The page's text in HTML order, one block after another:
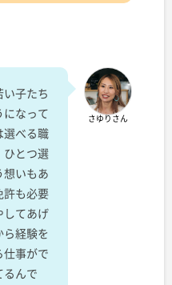
さゆりさん
子たち
になって
選べる職
ひとつ選
いもあ
許も必要
してあげ
経験を
事がで
るんで